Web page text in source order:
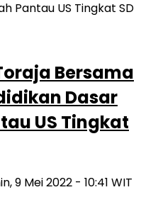
Bersama
Dasar
US Tingkat
9 Mei 2022 - 10:41 WIT